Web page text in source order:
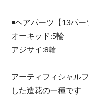
◾️ヘアパーツ【13パー
オーキッド:5輪
アジサイ:8輪
アーティフィシャル
した造花の一種です